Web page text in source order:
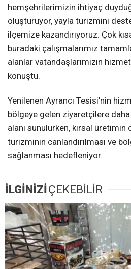
hemşehrilerimizin ihtiyaç
oluşturuyor, yayla turizmini
ilçemize kazandırıyoruz. Çok
buradaki çalışmalarımız
alanlar vatandaşlarımızın
konuştu.
Yenilenen Ayrancı Tesisi’nin
bölgeye gelen ziyaretçilere
alanı sunulurken, kırsal
turizminin canlandırılması ve
sağlanması hedefleniyor.
İLGİNİZİÇEKEBİLİR